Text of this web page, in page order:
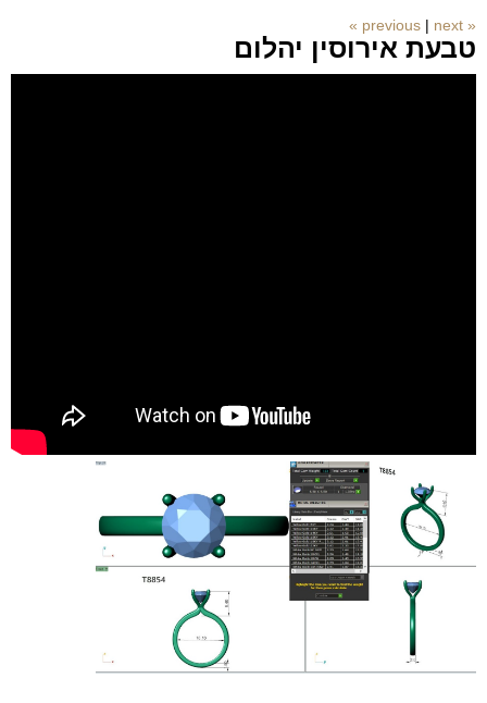
« previous
| next »
טבעת אירוסין יהלום